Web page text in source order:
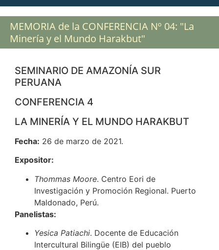
MEMORIA de la CONFERENCIA Nº 04: "La
Minería y el Mundo Harakbut"
SEMINARIO DE AMAZONÍA SUR
PERUANA
CONFERENCIA 4
LA MINERÍA Y EL MUNDO HARAKBUT
Fecha: 26 de marzo de 2021.
Expositor:
Thommas Moore. Centro Eori de
Investigación y Promoción Regional. Puerto
Maldonado, Perú.
Panelistas:
Yesica Patiachi. Docente de Educación
Intercultural Bilingüe (EIB) del pueblo